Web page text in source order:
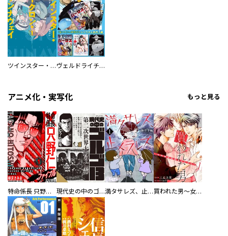
ツインスター・サイクロン・ランナウェイ ヴェルドライチオシ聖典パック 『転スラ』ミニ画集付き シリウス人気作３選
アニメ化・実写化 もっと見る
特命係長 只野仁ファイナル 愛蔵版 現代史の中のゴルゴ13 満タサレズ、止メラレズ 買われた男～女性限定快感セラピスト～【描き下ろしおまけ付き特装版】